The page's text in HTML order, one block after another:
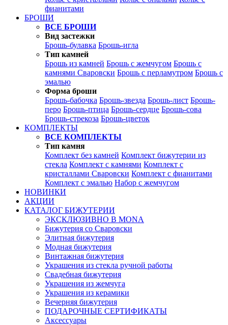
фианитами
БРОШИ
ВСЕ БРОШИ
Вид застежки
Брошь-булавка Брошь-игла
Тип камней
Брошь из камней Брошь с жемчугом Брошь с
камнями Сваровски Брошь с перламутром Брошь с
эмалью
Форма броши
Брошь-бабочка Брошь-звезда Брошь-лист Брошь-
перо Брошь-птица Брошь-сердце Брошь-сова
Брошь-стрекоза Брошь-цветок
КОМПЛЕКТЫ
ВСЕ КОМПЛЕКТЫ
Тип камня
Комплект без камней Комплект бижутерии из
стекла Комплект с камнями Комплект с
кристаллами Сваровски Комплект с фианитами
Комплект с эмалью Набор с жемчугом
НОВИНКИ
АКЦИИ
КАТАЛОГ БИЖУТЕРИИ
ЭКСКЛЮЗИВНО В MONA
Бижутерия со Сваровски
Элитная бижутерия
Модная бижутерия
Винтажная бижутерия
Украшения из стекла ручной работы
Свадебная бижутерия
Украшения из жемчуга
Украшения из керамики
Вечерняя бижутерия
ПОДАРОЧНЫЕ СЕРТИФИКАТЫ
Аксессуары